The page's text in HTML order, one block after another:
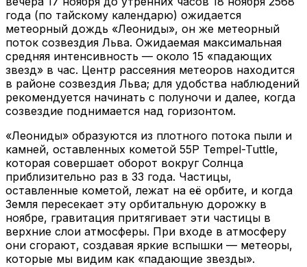
года (по тайскому календарю) ожидается
метеорный дождь «Леониды», он же метеорный
поток созвездия Льва. Ожидаемая максимальная
средняя интенсивность — около 15 «падающих
звезд» в час. Центр рассеяния метеоров находится
в районе созвездия Льва; для удобства наблюдений
рекомендуется начинать с полуночи и далее, когда
созвездие поднимается над горизонтом.
«Леониды» образуются из плотного потока пыли и
камней, оставленных кометой 55P Tempel-Tuttle,
которая совершает оборот вокруг Солнца
приблизительно раз в 33 года. Частицы,
оставленные кометой, лежат на её орбите, и когда
Земля пересекает эту орбитальную дорожку в
ноябре, гравитация притягивает эти частицы в
верхние слои атмосферы. При входе в атмосферу
они сгорают, создавая яркие вспышки — метеоры,
которые мы видим как «падающие звезды».